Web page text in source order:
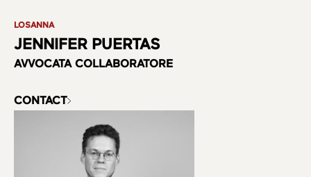
LOSANNA
JENNIFER PUERTAS
AVVOCATA COLLABORATORE
CONTACT